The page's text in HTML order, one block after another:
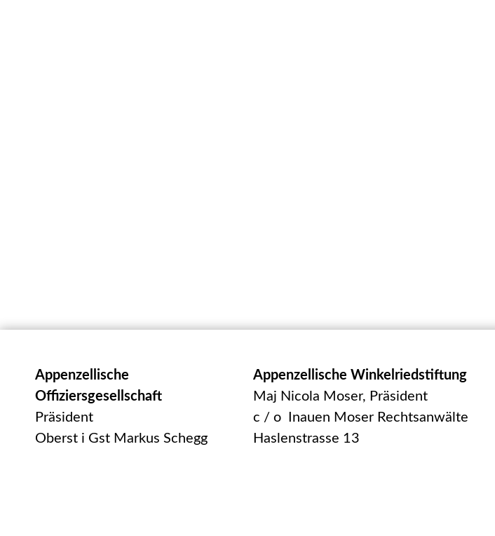
Appenzellische
Offiziersgesellschaft
Präsident
Oberst i Gst Markus Schegg
Appenzellische Winkelriedstiftung
Maj Nicola Moser, Präsident
c / o Inauen Moser Rechtsanwälte
Haslenstrasse 13